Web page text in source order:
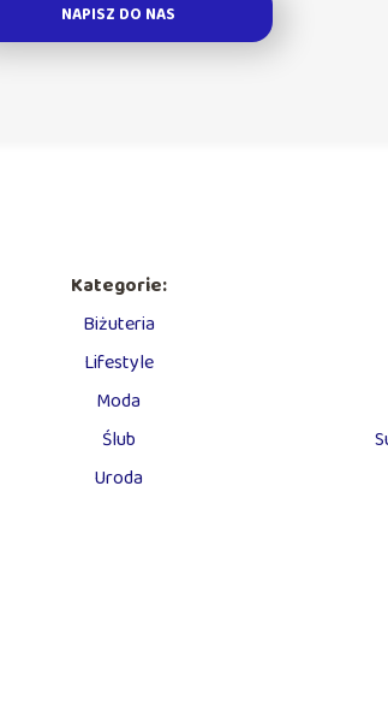
NAPISZ DO NAS
Kategorie:
Biżuteria
Lifestyle
Moda
Ślub
Uroda